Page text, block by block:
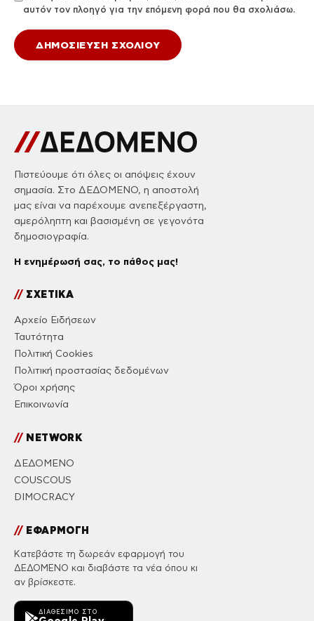
αυτόν τον πλοηγό για την επόμενη φορά που θα σχολιάσω.
Πιστεύουμε ότι όλες οι απόψεις έχουν
σημασία. Στο ΔΕΔΟΜΕΝΟ, η αποστολή
μας είναι να παρέχουμε ανεπεξέργαστη,
αμερόληπτη και βασισμένη σε γεγονότα
δημοσιογραφία.
Η ενημέρωσή σας, το πάθος μας!
//ΣΧΕΤΙΚΑ
Αρχείο Ειδήσεων
Ταυτότητα
Πολιτική Cookies
Πολιτική προστασίας δεδομένων
Όροι χρήσης
Επικοινωνία
//NETWORK
ΔΕΔΟΜΕΝΟ
COUSCOUS
DIMOCRACY
//ΕΦΑΡΜΟΓΗ
Κατεβάστε τη δωρεάν εφαρμογή του
ΔΕΔΟΜΕΝΟ και διαβάστε τα νέα όπου κι
αν βρίσκεστε.
ΔΙΑΘΈΣΙΜΟ ΣΤΟ